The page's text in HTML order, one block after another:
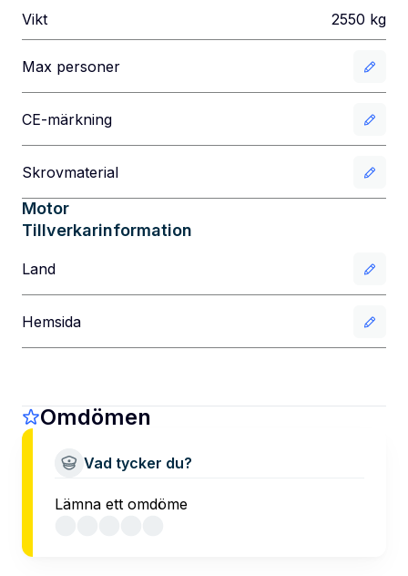
Vikt 2550 kg
Max personer
CE-märkning
Skrovmaterial
Motor
Tillverkarinformation
Land
Hemsida
Omdömen
Vad tycker du?
Lämna ett omdöme